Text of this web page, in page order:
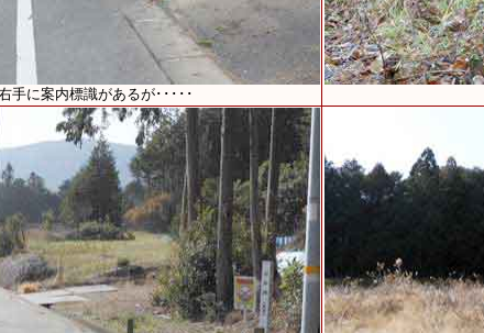
右手に案内標識があるが･････